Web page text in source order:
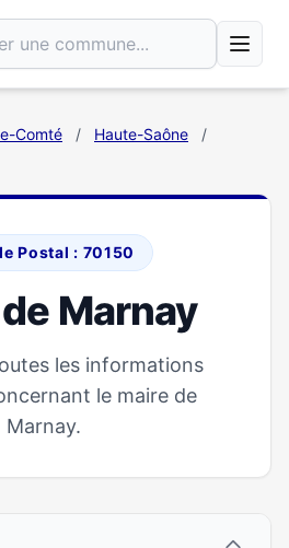
Comté / Haute-Saône
/
Postal : 70150
Marnay
les informations
le maire de
Marnay.